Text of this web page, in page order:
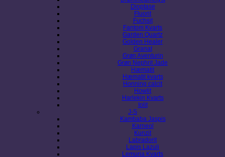
Dioptase
Fluorit
Fuchsit
Fantom Kvarts
Garden Quartz
Golden Healer
Granat
Grøn Aventurin
Grøn Nephrit Jade
Hæmatit
Hæmatit kvarts
Honning calcit
Howlit
Harlekin Kvarts
Iolit
J-S
Kambaba Jaspis
Karneol
Kunzit
Labradorit
Lapis Lazuli
Lemuria Kvarts